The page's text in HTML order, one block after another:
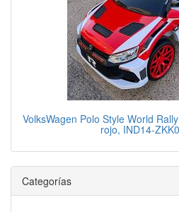
VolksWagen Polo Style World
rojo, IND14-
Categorías